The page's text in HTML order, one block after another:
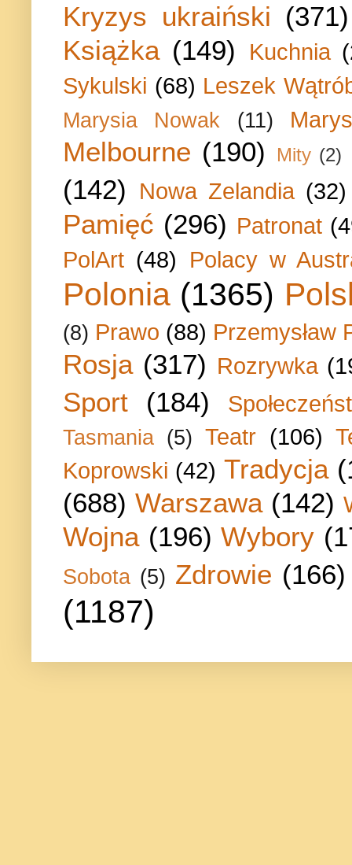
Kryzys ukraiński (371)
Książka (149) Kuchnia
Sykulski (68) Leszek
Marysia Nowak (11)
Melbourne (190) Mity (2)
(142) Nowa Zelandia (32)
Pamięć (296) Patronat
PolArt (48) Polacy w
Polonia (1365)
(8) Prawo (88) Przemysław
Rosja (317) Rozrywka
Sport (184)
Tasmania (5) Teatr (106)
Koprowski (42) Tradycja
(688) Warszawa (142)
Wojna (196) Wybory
Sobota (5) Zdrowie (166)
(1187)